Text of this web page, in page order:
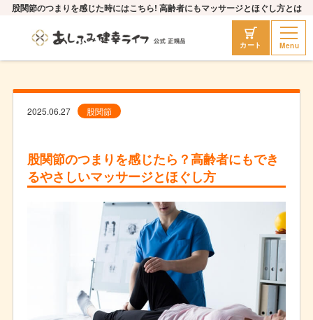
股関節のつまりを感じた時にはこちら! 高齢者にもマッサージとほぐし方とは
カート Menu
2025.06.27 股関節
股関節のつまりを感じたら？高齢者にもでき
るやさしいマッサージとほぐし方